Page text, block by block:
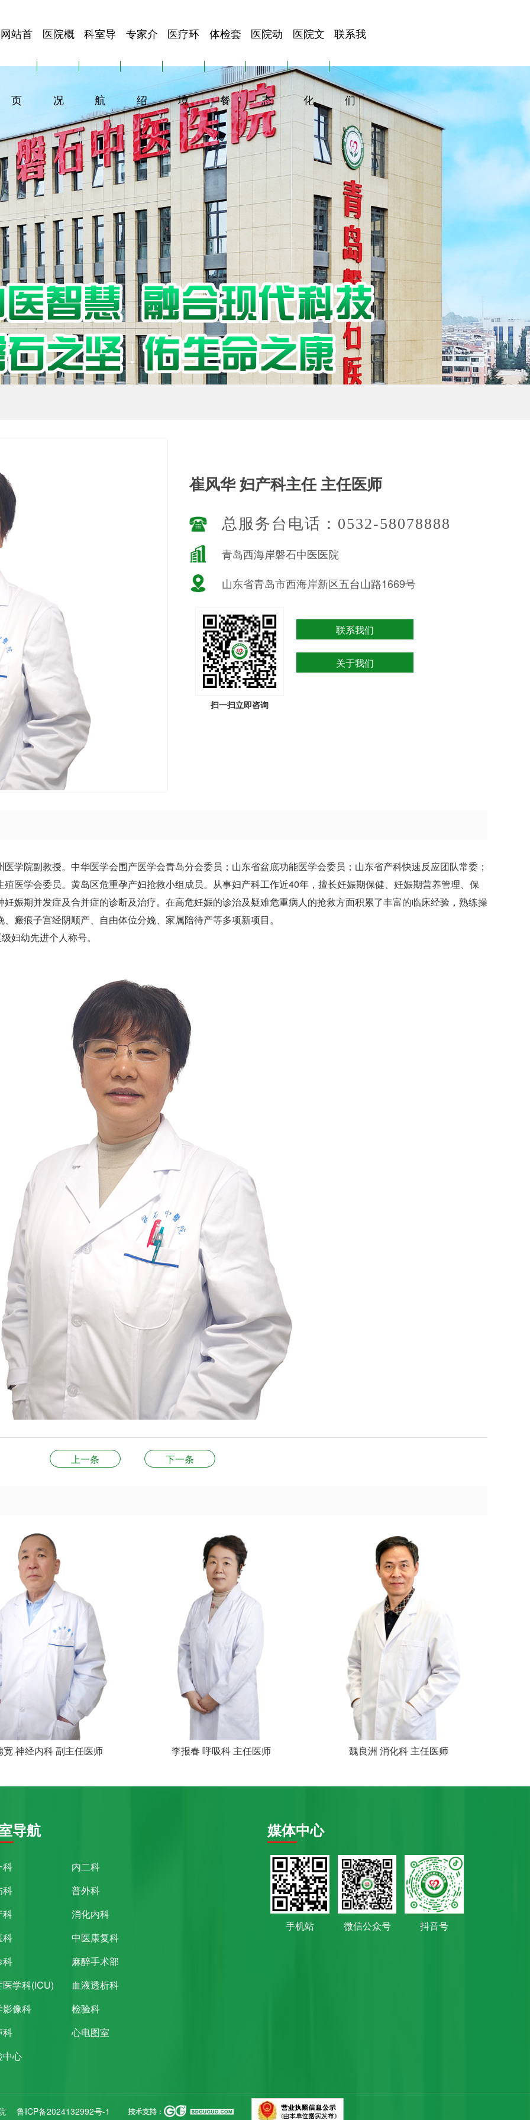
网站首
页
医院概
况
科室导
航
专家介
绍
医疗环
境
体检套
餐
医院动
态
医院文
化
联系我
们
崔风华 妇产科主任 主任医师
总服务台电话：0532-58078888
青岛西海岸磐石中医医院
山东省青岛市西海岸新区五台山路1669号
扫一扫立即咨询
联系我们
关于我们
学院副教授。中华医学会围产医学会青岛分会委员；山东省盆底功能医学会委员；山东省产科快速反应团队常委；
医学会委员。黄岛区危重孕产妇抢救小组成员。从事妇产科工作近40年，擅长妊娠期保健、妊娠期营养管理、保
娠期并发症及合并症的诊断及治疗。在高危妊娠的诊治及疑难危重病人的抢救方面积累了丰富的临床经验，熟练操
瘢痕子宫经阴顺产、自由体位分娩、家属陪待产等多项新项目。
妇幼先进个人称号。
上一条 下一条
宽 神经内科 副主任医师 李报春 呼吸科 主任医师 魏良洲 消化科 主任医师
导航
科
内二科
科
普外科
科
消化内科
科
中医康复科
科
麻醉手术部
医学科(ICU)
血液透析科
影像科
检验科
科
心电图室
中心
媒体中心
手机站 微信公众号 抖音号
鲁ICP备2024132992号-1